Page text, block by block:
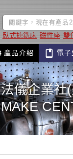
臥式搪銑床 磁性座 雙
產品介紹 電子
法儀企業社
MAKE